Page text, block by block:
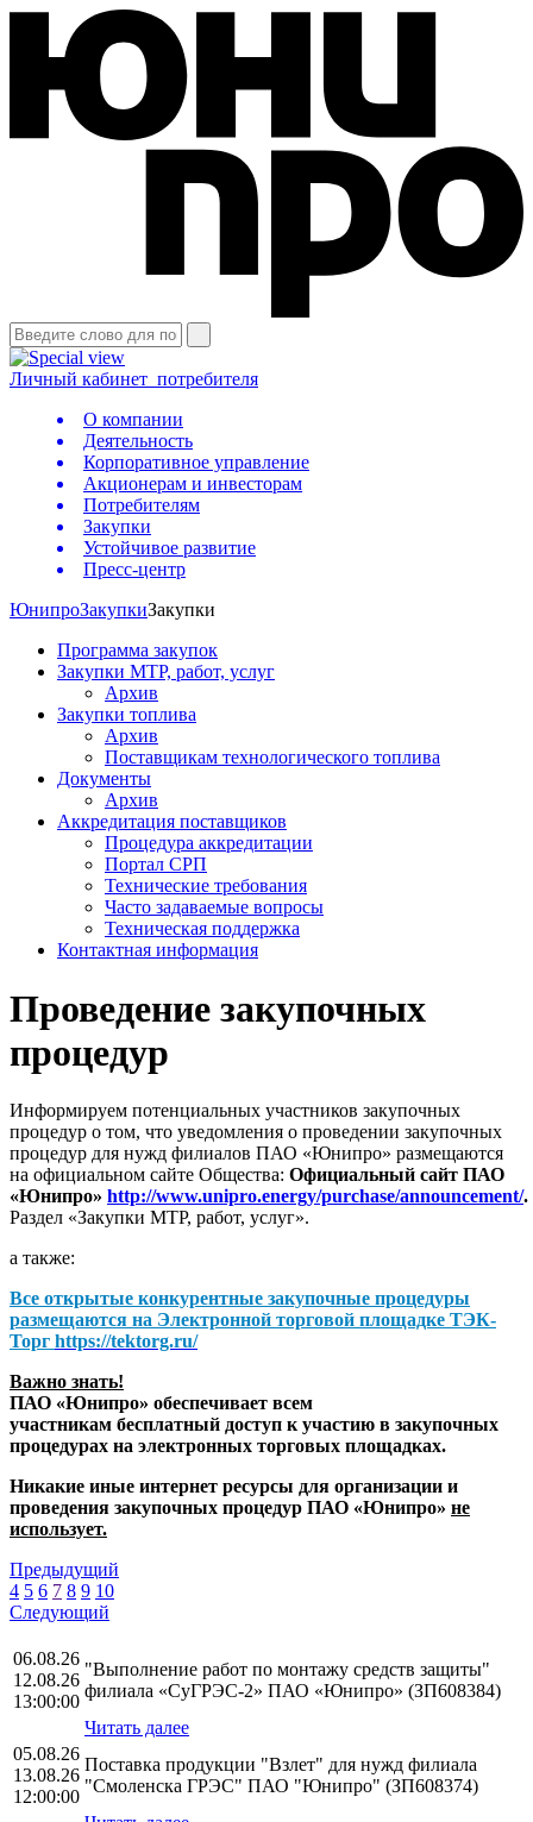
Личный кабинет потребителя
О компании
Деятельность
Корпоративное управление
Акционерам и инвесторам
Потребителям
Закупки
Устойчивое развитие
Пресс-центр
ЮнипроЗакупкиЗакупки
Программа закупок
Закупки МТР, работ, услуг
Архив
Закупки топлива
Архив
Поставщикам технологического топлива
Документы
Архив
Аккредитация поставщиков
Процедура аккредитации
Портал СРП
Технические требования
Часто задаваемые вопросы
Техническая поддержка
Контактная информация
Проведение закупочных
процедур
Информируем потенциальных участников закупочных
процедур о том, что уведомления о проведении закупочных
процедур для нужд филиалов ПАО «Юнипро» размещаются
на официальном сайте Общества: Официальный сайт ПАО
«Юнипро» http://www.unipro.energy/purchase/announcement/.
Раздел «Закупки МТР, работ, услуг».
а также:
Все открытые конкурентные закупочные процедуры
размещаются на Электронной торговой площадке ТЭК-
Торг https://tektorg.ru/
Важно знать!
ПАО «Юнипро» обеспечивает всем
участникам бесплатный доступ к участию в закупочных
процедурах на электронных торговых площадках.
Никакие иные интернет ресурсы для организации и
проведения закупочных процедур ПАО «Юнипро» не
использует.
Предыдущий
4 5 6 7 8 9 10
Следующий
06.08.26
12.08.26
13:00:00
"Выполнение работ по монтажу средств защиты"
филиала «СуГРЭС-2» ПАО «Юнипро» (ЗП608384)
Читать далее
05.08.26
13.08.26
12:00:00
Поставка продукции "Взлет" для нужд филиала
"Смоленска ГРЭС" ПАО "Юнипро" (ЗП608374)